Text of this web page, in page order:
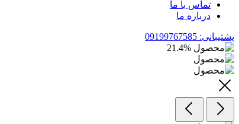
تماس با ما
درباره ما
پشتیبانی: 09199767585
21.4%